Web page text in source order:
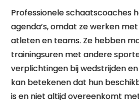
Professionele schaatscoaches
agenda’s, omdat ze werken
atleten en teams. Ze hebben
trainingsuren met andere
verplichtingen bij wedstrijden
kan betekenen dat hun
is en niet altijd overeenkomt